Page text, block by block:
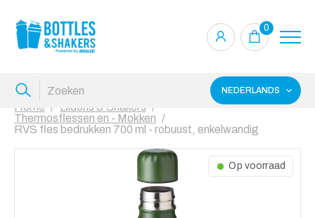
0
NEDERLANDS
Home
Bidons & Shakers
Thermosflessen en - Mokken
RVS fles bedrukken 700 ml - robuust, enkelwandig
Op voorraad